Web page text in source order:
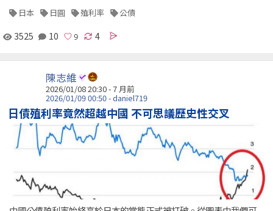
日本 日圓 殖利率 公債
3525 10 4
陳志維
2026/01/08 20:30 - 7 月前
2026/01/09 00:50 - daniel719
日債殖利率竟然超越中國 不可思議歷史性交叉